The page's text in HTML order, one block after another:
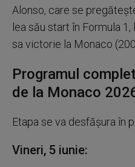
Alonso, care se
lea său start în Formula
sa victorie la Monaco
Programul
de la Monaco
Etapa se va desfășura în
Vineri, 5 iunie: